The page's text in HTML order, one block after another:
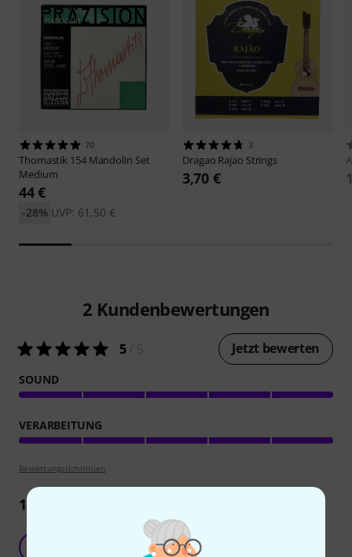
70
Thomastik 154 Mandolin Set
Medium
44 €
UVP: 61,50 €
-28%
3
Dragao Rajao Strings
3,70 €
2 Kundenbewertungen
5/ 5 Jetzt bewerten
SOUND
VERARBEITUNG
Bewertungsrichtlinien
1Rezension